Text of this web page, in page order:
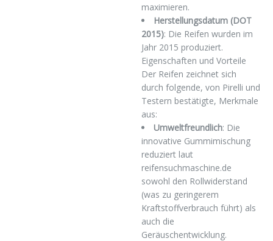
maximieren.
Herstellungsdatum (DOT
2015): Die Reifen wurden im
Jahr 2015 produziert.
Eigenschaften und Vorteile
Der Reifen zeichnet sich
durch folgende, von Pirelli und
Testern bestätigte, Merkmale
aus:
Umweltfreundlich: Die
innovative Gummimischung
reduziert laut
reifensuchmaschine.de
sowohl den Rollwiderstand
(was zu geringerem
Kraftstoffverbrauch führt) als
auch die
Geräuschentwicklung.